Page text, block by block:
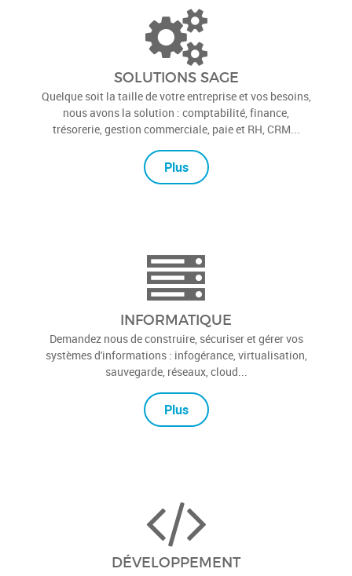
SOLUTIONS SAGE
Quelque soit la taille de votre entreprise et vos besoins,
nous avons la solution : comptabilité, finance,
trésorerie, gestion commerciale, paie et RH, CRM...
INFORMATIQUE
Demandez nous de construire, sécuriser et gérer vos
systèmes d'informations : infogérance, virtualisation,
sauvegarde, réseaux, cloud...